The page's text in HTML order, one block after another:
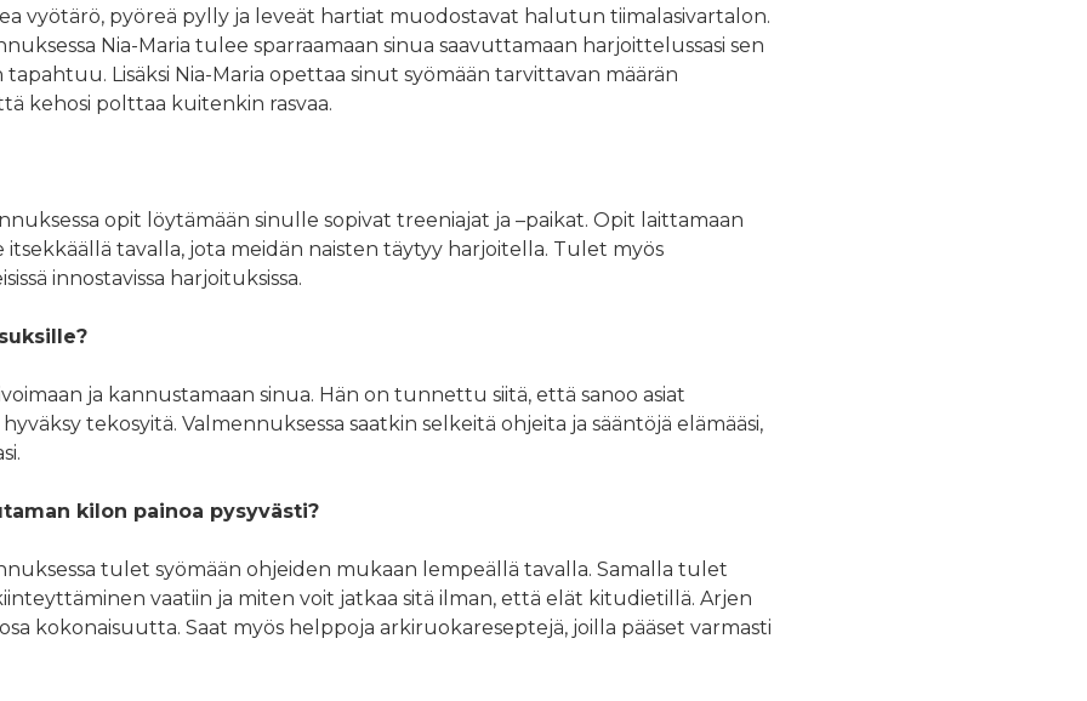
vyötärö, pyöreä pylly ja leveät hartiat muodostavat halutun tiimalasivartalon.
Nia-Maria tulee sparraamaan sinua saavuttamaan harjoittelussasi sen
Lisäksi Nia-Maria opettaa sinut syömään tarvittavan määrän
kehosi polttaa kuitenkin rasvaa.
opit löytämään sinulle sopivat treeniajat ja –paikat. Opit laittamaan
tavalla, jota meidän naisten täytyy harjoitella. Tulet myös
innostavissa harjoituksissa.
ja kannustamaan sinua. Hän on tunnettu siitä, että sanoo asiat
tekosyitä. Valmennuksessa saatkin selkeitä ohjeita ja sääntöjä elämääsi,
kilon painoa pysyvästi?
tulet syömään ohjeiden mukaan lempeällä tavalla. Samalla tulet
vaatiin ja miten voit jatkaa sitä ilman, että elät kitudietillä. Arjen
kokonaisuutta. Saat myös helppoja arkiruokareseptejä, joilla pääset varmasti